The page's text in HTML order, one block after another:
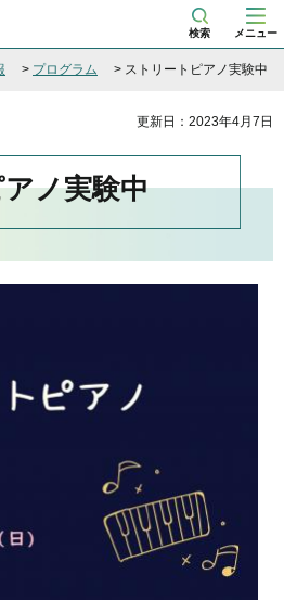
検索 メニュー
> プログラム > ストリートピアノ実験中
更新日：2023年4月7日
ノ実験中